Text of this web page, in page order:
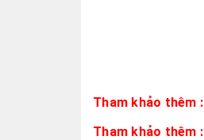
Tham khảo thêm :
Tham khảo thêm :